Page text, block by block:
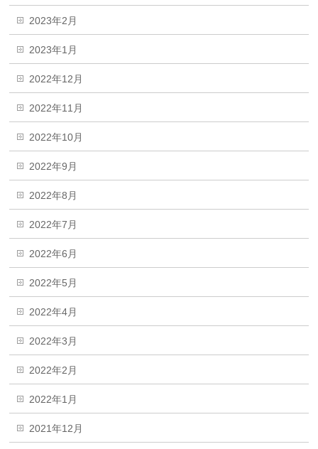
2023年2月
2023年1月
2022年12月
2022年11月
2022年10月
2022年9月
2022年8月
2022年7月
2022年6月
2022年5月
2022年4月
2022年3月
2022年2月
2022年1月
2021年12月